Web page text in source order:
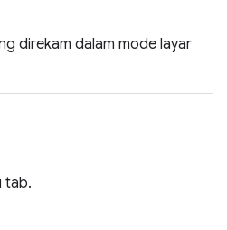
direkam dalam mode layar
tab.